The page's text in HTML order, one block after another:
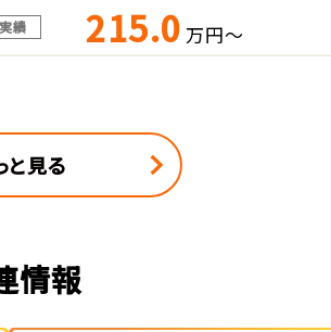
績 215.0 万円～
と見る
情報